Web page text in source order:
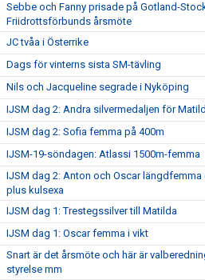
Sebbe och Fanny prisade på Gotland-
Friidrottsförbunds årsmöte
JC tvåa i Österrike
Dags för vinterns sista SM-tävling
Nils och Jacqueline segrade i Nyköping
IJSM dag 2: Andra silvermedaljen för
IJSM dag 2: Sofia femma på 400m
IJSM-19-söndagen: Atlassi 1500m-femma
IJSM dag 2: Anton och Oscar
plus kulsexa
IJSM dag 1: Trestegssilver till Matilda
IJSM dag 1: Oscar femma i vikt
Snart är det årsmöte och här är
styrelse mm